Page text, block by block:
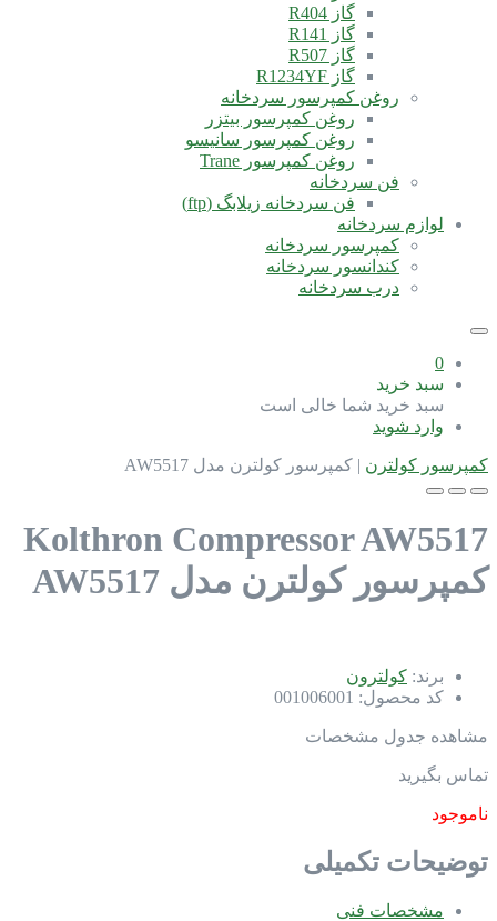
گاز R404
گاز R141
گاز R507
گاز R1234YF
روغن کمپرسور سردخانه
روغن کمپرسور بیتزر
روغن کمپرسور سانیسو
روغن کمپرسور Trane
فن سردخانه
فن سردخانه زیلابگ (ftp)
لوازم سردخانه
کمپرسور سردخانه
کندانسور سردخانه
درب سردخانه
0
سبد خرید
سبد خرید شما خالی است
وارد شوید
کمپرسور کولترن | کمپرسور کولترن مدل AW5517
Kolthron Compressor AW5517
کمپرسور کولترن مدل AW5517
برند: کولترون
کد محصول: 001006001
مشاهده جدول مشخصات
تماس بگیرید
ناموجود
توضیحات تکمیلی
مشخصات فنی